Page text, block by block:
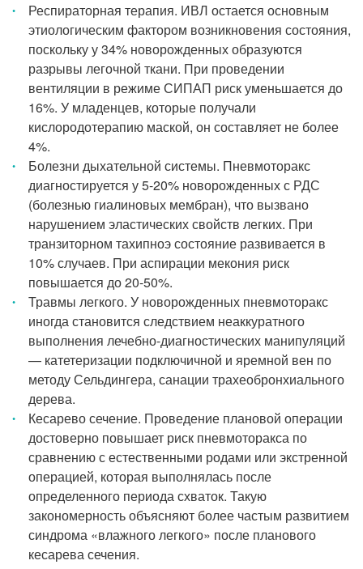
Респираторная терапия. ИВЛ остается основным
этиологическим фактором возникновения состояния,
поскольку у 34% новорожденных образуются
разрывы легочной ткани. При проведении
вентиляции в режиме СИПАП риск уменьшается до
16%. У младенцев, которые получали
кислородотерапию маской, он составляет не более
4%.
Болезни дыхательной системы. Пневмоторакс
диагностируется у 5-20% новорожденных с РДС
(болезнью гиалиновых мембран), что вызвано
нарушением эластических свойств легких. При
транзиторном тахипноэ состояние развивается в
10% случаев. При аспирации мекония риск
повышается до 20-50%.
Травмы легкого. У новорожденных пневмоторакс
иногда становится следствием неаккуратного
выполнения лечебно-диагностических манипуляций
— катетеризации подключичной и яремной вен по
методу Сельдингера, санации трахеобронхиального
дерева.
Кесарево сечение. Проведение плановой операции
достоверно повышает риск пневмоторакса по
сравнению с естественными родами или экстренной
операцией, которая выполнялась после
определенного периода схваток. Такую
закономерность объясняют более частым развитием
синдрома «влажного легкого» после планового
кесарева сечения.